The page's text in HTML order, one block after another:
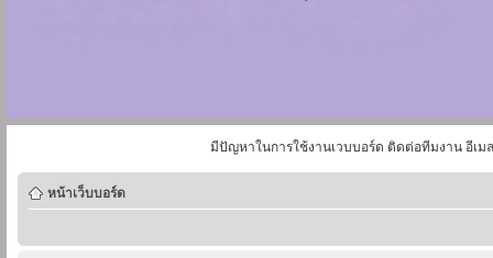
มีปัญหาในการใช้งานเวบบอร์ด ติดต่อทีมงาน อีเม
หน้าเว็บบอร์ด